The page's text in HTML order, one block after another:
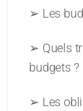
➢ Les
➢ Quels
budgets ?
➢ Les